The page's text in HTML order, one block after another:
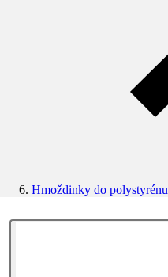
Hmoždinky do polystyrénu